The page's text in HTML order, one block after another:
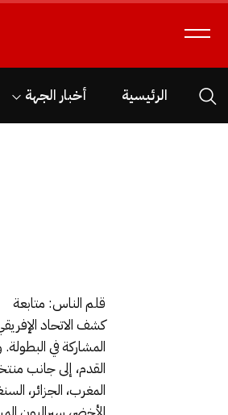
الرئيسية أخبار الجهة
قلم الناس: متابعة
كشف الاتحاد
المشاركة في
القدم، إلى جانب
المغرب، الجزائر،